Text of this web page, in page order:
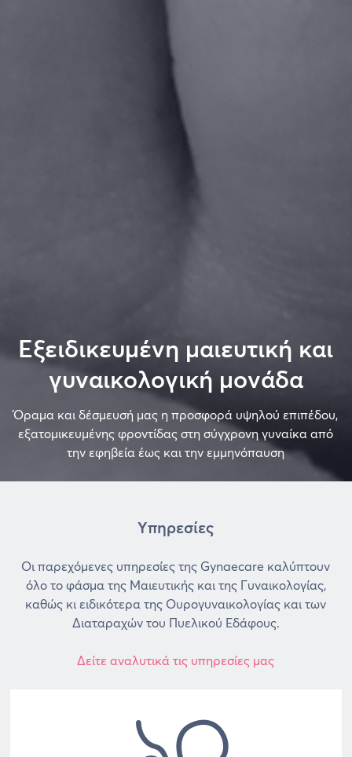
Εξειδικευμένη μαιευτική και
γυναικολογική μονάδα
Όραμα και δέσμευσή μας η προσφορά υψηλού επιπέδου,
εξατομικευμένης φροντίδας στη σύγχρονη γυναίκα από
την εφηβεία έως και την εμμηνόπαυση
Υπηρεσίες
Οι παρεχόμενες υπηρεσίες της Gynaecare καλύπτουν
όλο το φάσμα της Μαιευτικής και της Γυναικολογίας,
καθώς κι ειδικότερα της Ουρογυναικολογίας και των
Διαταραχών του Πυελικού Εδάφους.
Δείτε αναλυτικά τις υπηρεσίες μας